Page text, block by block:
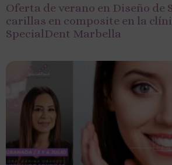
Oferta de verano en Diseño de
carillas en composite en la
SpecialDent Marbella